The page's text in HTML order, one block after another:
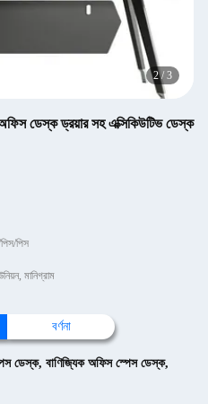
2/ 3
ডেস্ক ড্রয়ার সহ এক্সিকিউটিভ ডেস্ক
পিস
মানিগ্রাম
বর্ণনা
ডেস্ক, বাণিজ্যিক অফিস স্পেস ডেস্ক,